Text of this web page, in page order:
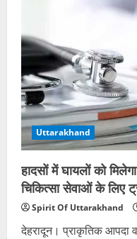
महापंचायत,
हिंदूवादी
नेता
टी
राजा
के
भी
शामिल
होने
की
खबर
Uttarakhand
हादसों में घायलों को
चिकित्सा सेवाओं के लिए
Spirit Of Uttarakhand
देहरादून। प्राकृतिक आपदा